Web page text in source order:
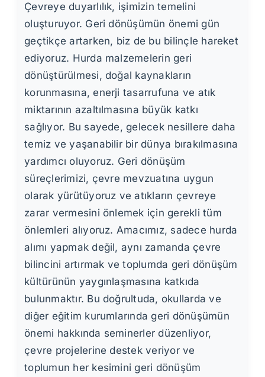
Çevreye duyarlılık, işimizin temelini
oluşturuyor. Geri dönüşümün önemi gün
geçtikçe artarken, biz de bu bilinçle hareket
ediyoruz. Hurda malzemelerin geri
dönüştürülmesi, doğal kaynakların
korunmasına, enerji tasarrufuna ve atık
miktarının azaltılmasına büyük katkı
sağlıyor. Bu sayede, gelecek nesillere daha
temiz ve yaşanabilir bir dünya bırakılmasına
yardımcı oluyoruz. Geri dönüşüm
süreçlerimizi, çevre mevzuatına uygun
olarak yürütüyoruz ve atıkların çevreye
zarar vermesini önlemek için gerekli tüm
önlemleri alıyoruz. Amacımız, sadece hurda
alımı yapmak değil, aynı zamanda çevre
bilincini artırmak ve toplumda geri dönüşüm
kültürünün yaygınlaşmasına katkıda
bulunmaktır. Bu doğrultuda, okullarda ve
diğer eğitim kurumlarında geri dönüşümün
önemi hakkında seminerler düzenliyor,
çevre projelerine destek veriyor ve
toplumun her kesimini geri dönüşüm